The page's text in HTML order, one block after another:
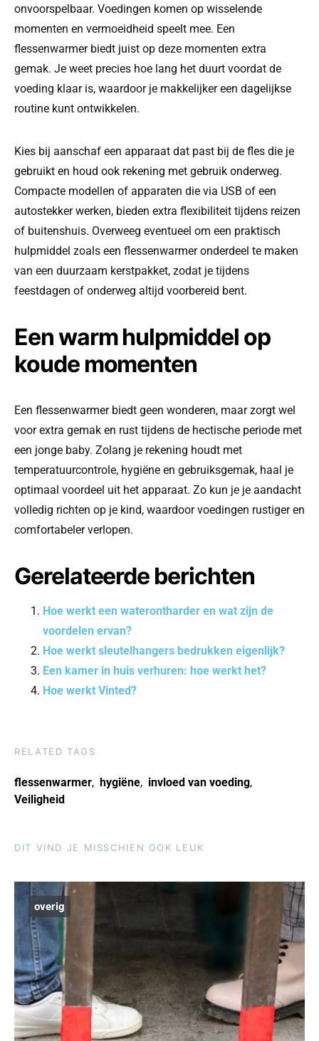
onvoorspelbaar. Voedingen komen op wisselende
momenten en vermoeidheid speelt mee. Een
flessenwarmer biedt juist op deze momenten extra
gemak. Je weet precies hoe lang het duurt voordat de
voeding klaar is, waardoor je makkelijker een dagelijkse
routine kunt ontwikkelen.
Kies bij aanschaf een apparaat dat past bij de fles die je
gebruikt en houd ook rekening met gebruik onderweg.
Compacte modellen of apparaten die via USB of een
autostekker werken, bieden extra flexibiliteit tijdens reizen
of buitenshuis. Overweeg eventueel om een praktisch
hulpmiddel zoals een flessenwarmer onderdeel te maken
van een duurzaam kerstpakket, zodat je tijdens
feestdagen of onderweg altijd voorbereid bent.
Een warm hulpmiddel op
koude momenten
Een flessenwarmer biedt geen wonderen, maar zorgt wel
voor extra gemak en rust tijdens de hectische periode met
een jonge baby. Zolang je rekening houdt met
temperatuurcontrole, hygiëne en gebruiksgemak, haal je
optimaal voordeel uit het apparaat. Zo kun je je aandacht
volledig richten op je kind, waardoor voedingen rustiger en
comfortabeler verlopen.
Gerelateerde berichten
Hoe werkt een waterontharder en wat zijn de
voordelen ervan?
Hoe werkt sleutelhangers bedrukken eigenlijk?
Een kamer in huis verhuren: hoe werkt het?
Hoe werkt Vinted?
RELATED TAGS
flessenwarmer, hygiëne, invloed van voeding,
Veiligheid
DIT VIND JE MISSCHIEN OOK LEUK
overig